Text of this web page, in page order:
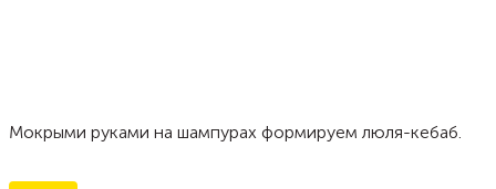
Мокрыми руками на шампурах формируем люля-кебаб.